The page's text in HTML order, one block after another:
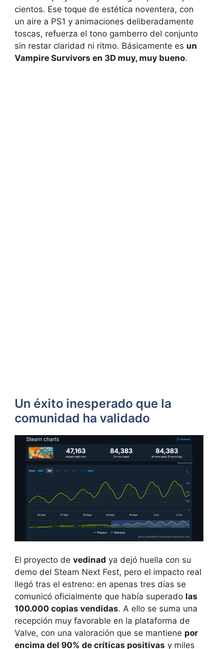
cientos. Ese toque de estética noventera, con
un aire a PS1 y animaciones deliberadamente
toscas, refuerza el tono gamberro del conjunto
sin restar claridad ni ritmo. Básicamente es un
Vampire Survivors en 3D muy, muy bueno.
Un éxito inesperado que la
comunidad ha validado
El proyecto de vedinad ya dejó huella con su
demo del Steam Next Fest, pero el impacto real
llegó tras el estreno: en apenas tres días se
comunicó oficialmente que había superado las
100.000 copias vendidas. A ello se suma una
recepción muy favorable en la plataforma de
Valve, con una valoración que se mantiene por
encima del 90% de críticas positivas y miles